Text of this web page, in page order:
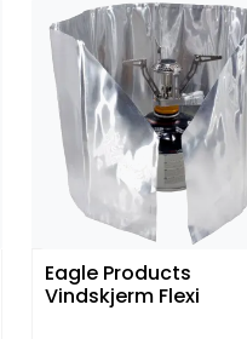
Eagle Products
Vindskjerm Flexi